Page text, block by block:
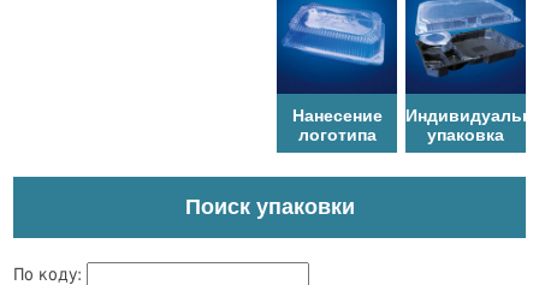
Нанесение
логотипа
упаковка
Поиск упаковки
По коду: